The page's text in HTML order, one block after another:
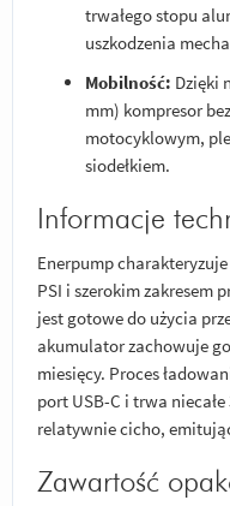
trwałego stopu
uszkodzenia
Mobilność: Dzięki
mm) kompresor
motocyklowym,
siodełkiem.
Informacje
Enerpump
PSI i szerokim zakresem
jest gotowe do użycia
akumulator zachowuje
miesięcy. Proces
port USB-C i trwa
relatywnie cicho,
Zawartość